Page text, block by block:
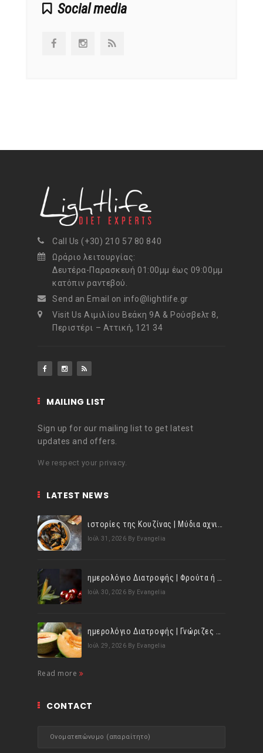
Social media
Call Us (+30) 210 57 80 840
Ωράριο λειτουργίας:
Δευτέρα-Παρασκευή 01:00μμ έως 09:00μμ
κατόπιν ραντεβού.
Send an Email on info@lightlife.gr
Visit Us Αιμιλίου Βεάκη 9Α & Ρούσβελτ 8,
Περιστέρι – Αττική, 121 34
MAILING LIST
Sign up for our mailing list to get latest
updates and offers.
We respect your privacy.
LATEST NEWS
Ιούλ 31, 2026 By Evangelia
Ιούλ 30, 2026 By Evangelia
Ιούλ 29, 2026 By Evangelia
Read more
CONTACT